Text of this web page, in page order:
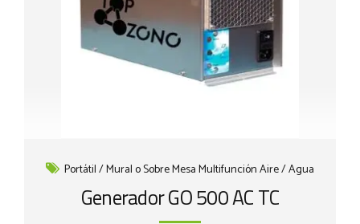
Portátil / Mural o Sobre Mesa Multifunción Aire / Agua
Generador GO 500 AC TC